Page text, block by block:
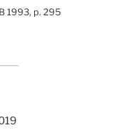
1993, p. 295